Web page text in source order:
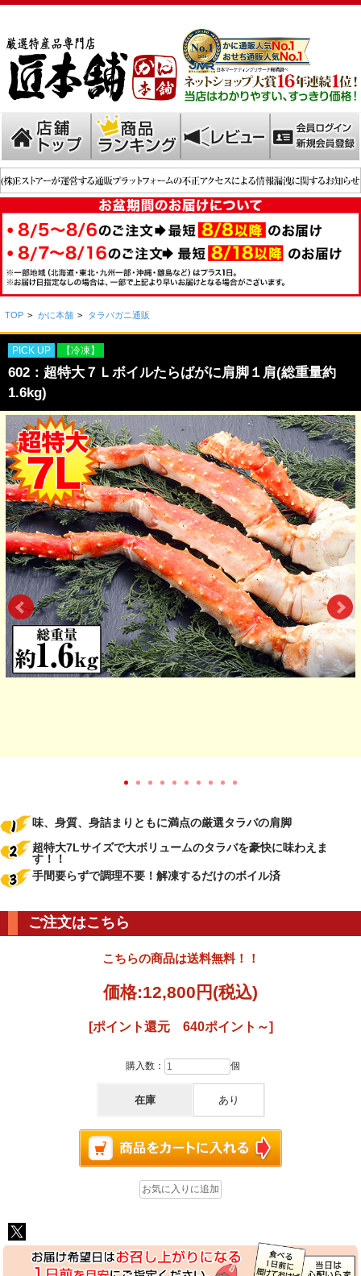
TOP > かに本舗 > タラバガニ通販
PICK UP 【冷凍】
602：超特大７Ｌボイルたらばがに肩脚１肩(総重量約
1.6kg)
味、身質、身詰まりともに満点の厳選タラバの肩脚
超特大7Lサイズで大ボリュームのタラバを豪快に味わえま
す！！
手間要らずで調理不要！解凍するだけのボイル済
ご注文はこちら
こちらの商品は送料無料！！
価格:12,800円 (税込)
[ポイント還元 640ポイント～]
購入数： 個
在庫 あり